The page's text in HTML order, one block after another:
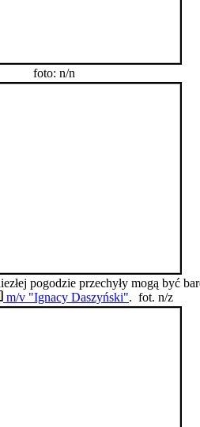
foto: n/n
pogodzie przechyły mogą być
m/v "Ignacy Daszyński". fot. n/z